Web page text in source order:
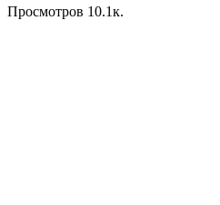
Просмотров 10.1к.